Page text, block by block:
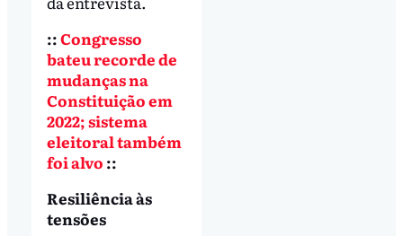
::Congresso
bateu recorde de
mudanças na
Constituição em
2022; sistema
eleitoral também
foi alvo ::
Resiliência às
tensões